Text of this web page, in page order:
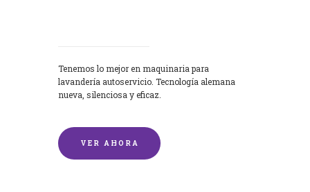
Tenemos lo mejor en maquinaria para
lavandería autoservicio. Tecnología alemana
nueva, silenciosa y eficaz.
VER AHORA